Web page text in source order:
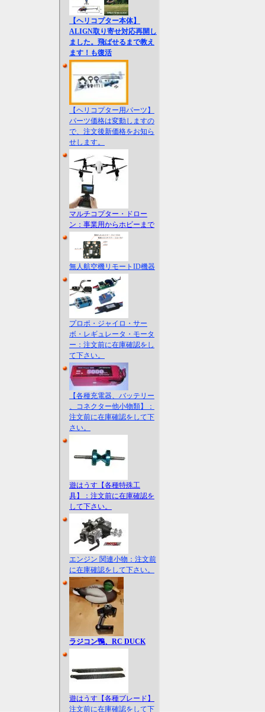
【ヘリコプター本体】
ALIGN取り寄せ対応再開し
ました。飛ばせるまで教え
ます！も復活
【ヘリコプター用パーツ】
パーツ価格は変動しますの
で、注文後新価格をお知ら
せします。
マルチコプター・ドロー
ン：事業用からホビーまで
無人航空機リモートID機器
プロポ・ジャイロ・サー
ボ・レギュレータ・モータ
ー：注文前に在庫確認をし
て下さい。
【各種充電器、バッテリー
、コネクター他小物類】：
注文前に在庫確認をして下
さい。
遊はうす【各種特殊工
具】：注文前に在庫確認を
して下さい。
エンジン 関連小物：注文前
に在庫確認をして下さい。
ラジコン鴨、RC DUCK
遊はうす【各種ブレード】
注文前に在庫確認をして下